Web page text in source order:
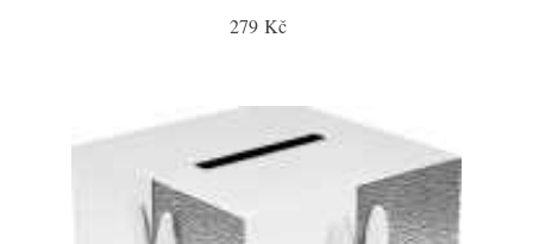
279 Kč